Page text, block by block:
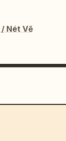
Nét Vẽ